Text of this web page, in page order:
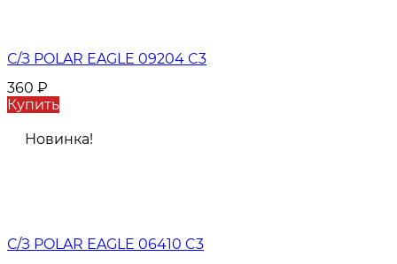
С/З POLAR EAGLE 09204 C3
360 ₽
Купить
Новинка!
С/З POLAR EAGLE 06410 C3